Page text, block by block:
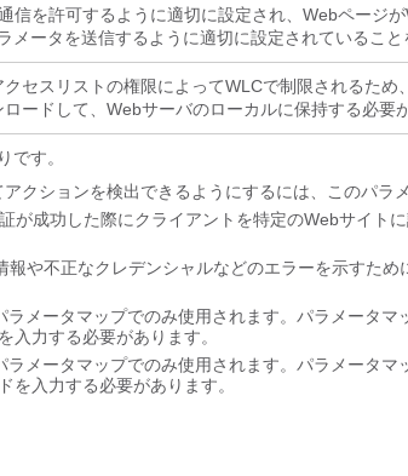
信を許可するように適切に設定され、Webページ
メータを送信するように適切に設定されていること
クセスリストの権限によってWLCで制限されるた
ードして、Webサーバのローカルに保持する必要
です。
クションを検出できるようにするには、このパラ
が成功した際にクライアントを特定のWebサイト
報や不正なクレデンシャルなどのエラーを示すた
ラメータマップでのみ使用されます。パラメータ
入力する必要があります。
ラメータマップでのみ使用されます。パラメータ
を入力する必要があります。